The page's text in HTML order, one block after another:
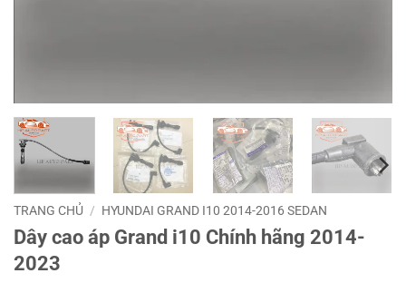
TRANG CHỦ / HYUNDAI GRAND I10 2014-2016 SEDAN
Dây cao áp Grand i10 Chính hãng 2014-
2023